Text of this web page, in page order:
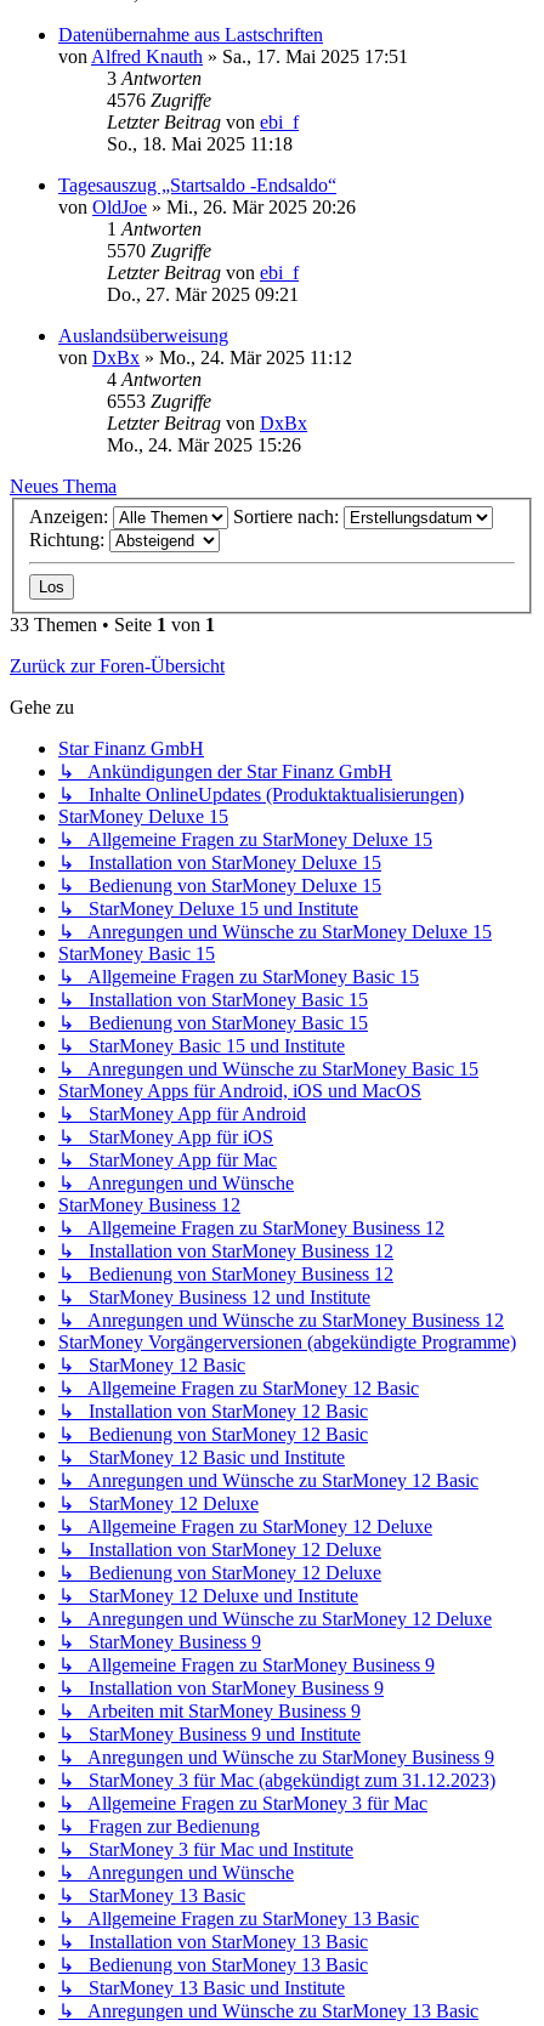
Datenübernahme aus Lastschriften
von Alfred Knauth » Sa., 17. Mai 2025 17:51
3 Antworten
4576 Zugriffe
Letzter Beitrag von ebi_f
So., 18. Mai 2025 11:18
Tagesauszug „Startsaldo -Endsaldo“
von OldJoe » Mi., 26. Mär 2025 20:26
1 Antworten
5570 Zugriffe
Letzter Beitrag von ebi_f
Do., 27. Mär 2025 09:21
Auslandsüberweisung
von DxBx » Mo., 24. Mär 2025 11:12
4 Antworten
6553 Zugriffe
Letzter Beitrag von DxBx
Mo., 24. Mär 2025 15:26
Neues Thema
Anzeigen:
Sortiere nach:
Richtung:
33 Themen • Seite 1 von 1
Zurück zur Foren-Übersicht
Gehe zu
Star Finanz GmbH
↳ Ankündigungen der Star Finanz GmbH
↳ Inhalte OnlineUpdates (Produktaktualisierungen)
StarMoney Deluxe 15
↳ Allgemeine Fragen zu StarMoney Deluxe 15
↳ Installation von StarMoney Deluxe 15
↳ Bedienung von StarMoney Deluxe 15
↳ StarMoney Deluxe 15 und Institute
↳ Anregungen und Wünsche zu StarMoney Deluxe 15
StarMoney Basic 15
↳ Allgemeine Fragen zu StarMoney Basic 15
↳ Installation von StarMoney Basic 15
↳ Bedienung von StarMoney Basic 15
↳ StarMoney Basic 15 und Institute
↳ Anregungen und Wünsche zu StarMoney Basic 15
StarMoney Apps für Android, iOS und MacOS
↳ StarMoney App für Android
↳ StarMoney App für iOS
↳ StarMoney App für Mac
↳ Anregungen und Wünsche
StarMoney Business 12
↳ Allgemeine Fragen zu StarMoney Business 12
↳ Installation von StarMoney Business 12
↳ Bedienung von StarMoney Business 12
↳ StarMoney Business 12 und Institute
↳ Anregungen und Wünsche zu StarMoney Business 12
StarMoney Vorgängerversionen (abgekündigte Programme)
↳ StarMoney 12 Basic
↳ Allgemeine Fragen zu StarMoney 12 Basic
↳ Installation von StarMoney 12 Basic
↳ Bedienung von StarMoney 12 Basic
↳ StarMoney 12 Basic und Institute
↳ Anregungen und Wünsche zu StarMoney 12 Basic
↳ StarMoney 12 Deluxe
↳ Allgemeine Fragen zu StarMoney 12 Deluxe
↳ Installation von StarMoney 12 Deluxe
↳ Bedienung von StarMoney 12 Deluxe
↳ StarMoney 12 Deluxe und Institute
↳ Anregungen und Wünsche zu StarMoney 12 Deluxe
↳ StarMoney Business 9
↳ Allgemeine Fragen zu StarMoney Business 9
↳ Installation von StarMoney Business 9
↳ Arbeiten mit StarMoney Business 9
↳ StarMoney Business 9 und Institute
↳ Anregungen und Wünsche zu StarMoney Business 9
↳ StarMoney 3 für Mac (abgekündigt zum 31.12.2023)
↳ Allgemeine Fragen zu StarMoney 3 für Mac
↳ Fragen zur Bedienung
↳ StarMoney 3 für Mac und Institute
↳ Anregungen und Wünsche
↳ StarMoney 13 Basic
↳ Allgemeine Fragen zu StarMoney 13 Basic
↳ Installation von StarMoney 13 Basic
↳ Bedienung von StarMoney 13 Basic
↳ StarMoney 13 Basic und Institute
↳ Anregungen und Wünsche zu StarMoney 13 Basic